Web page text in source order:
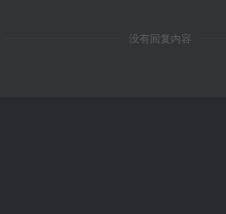
没有回复内容